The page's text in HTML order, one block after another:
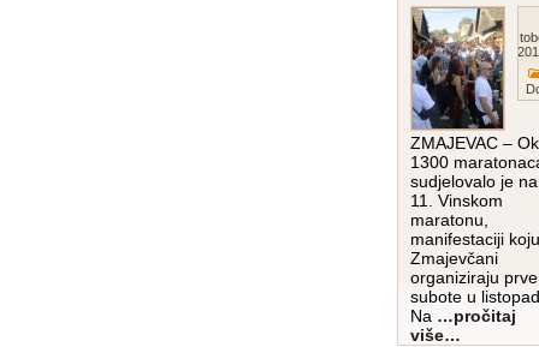
ZMAJEVAC –
1300
sudjelovalo je na
11. Vinskom
maratonu,
manifestaciji koju
Zmajevčani
organiziraju prve
subote u
Na …pročitaj
više…